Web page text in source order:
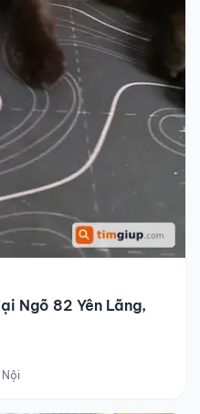
Ngõ 82 Yên Lãng,